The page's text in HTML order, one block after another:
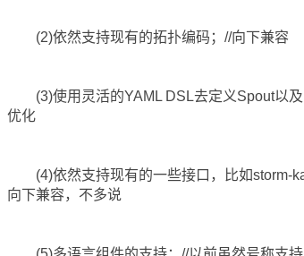
(2)依然支持现有的拓扑编码；//向下兼容
(3)使用灵活的YAML DSL去定义Spout以及
优化
(4)依然支持现有的一些接口，比如storm-
向下兼容，不多说